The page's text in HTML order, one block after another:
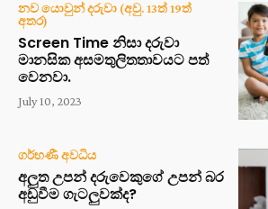
නව යොවුන් දරුවා (අවු. 13ත් 19ත්
අතර)
Screen Time නිසා දරුවා
මානසික අසමතුලිතතාවයට පත්
වෙනවා.
July 10, 2023
ගර්භණී අවධිය
අලුත උපන් දරුවෙකුගේ උපන් බර
අඩුවීම ගැටලුවක්ද?